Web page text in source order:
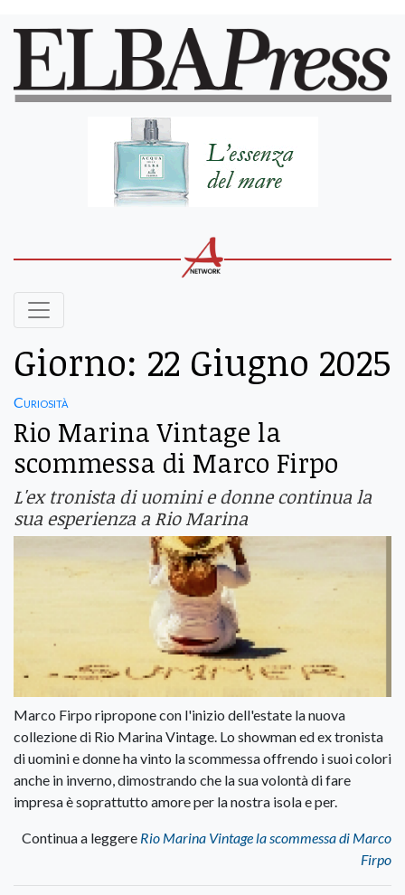
Giorno: 22 Giugno 2025
Curiosità
Rio Marina Vintage la
scommessa di Marco Firpo
L'ex tronista di uomini e donne continua la
sua esperienza a Rio Marina
Marco Firpo ripropone con l'inizio dell'estate la nuova
collezione di Rio Marina Vintage. Lo showman ed ex tronista
di uomini e donne ha vinto la scommessa offrendo i suoi colori
anche in inverno, dimostrando che la sua volontà di fare
impresa è soprattutto amore per la nostra isola e per.
Continua a leggere Rio Marina Vintage la scommessa di Marco
Firpo